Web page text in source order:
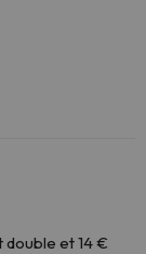
double et 14 €